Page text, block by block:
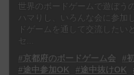
世界のボードゲームで遊ぼう
ハマりし、いろんな会に参加
ドゲームを通して交流したい
セ...
#京都府のボードゲーム会
#
#途中参加OK
#途中抜けOK